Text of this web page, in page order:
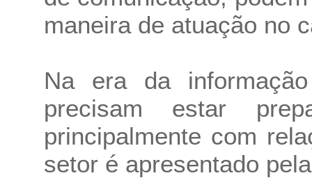
maneira de atuação no
Na era da
precisam estar
principalmente com
setor é apresentado